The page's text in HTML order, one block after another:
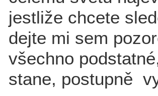
jestliže chcete
dejte mi sem
všechno
stane, postupně